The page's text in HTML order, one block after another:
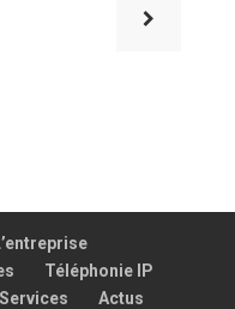
Téléphonie IP
Services Actus